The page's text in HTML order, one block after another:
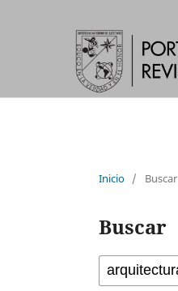
Inicio / Buscar
Buscar